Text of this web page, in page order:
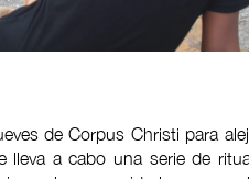
de Corpus Christi para
lleva a cabo una serie de